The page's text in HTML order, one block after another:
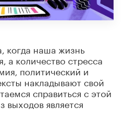
когда наша жизнь
а количество стресса
политический и
накладывают свой
справиться с этой
выходов является